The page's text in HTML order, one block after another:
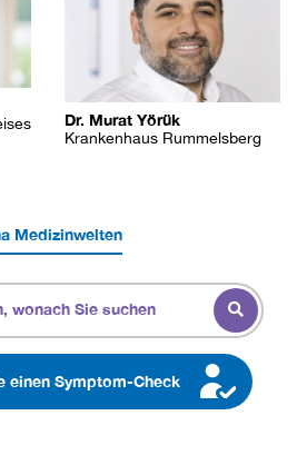
Dr. Murat Yörük
Krankenhaus Rummelsberg
Medizinwelten
einen Symptom-Check